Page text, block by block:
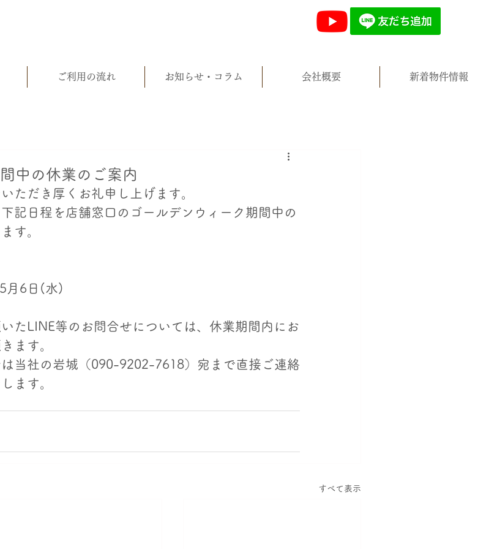
ご利用の流れ お知らせ・コラム 会社概要 新着物件情報
中の休業のご案内
ただき厚くお礼申し上げます。
記日程を店舗窓口のゴールデンウィーク期間中の
す。
月6日(水)
たLINE等のお問合せについては、休業期間内にお
ます。
当社の岩城（090-9202-7618）宛まで直接ご連絡
ます。
すべて表示